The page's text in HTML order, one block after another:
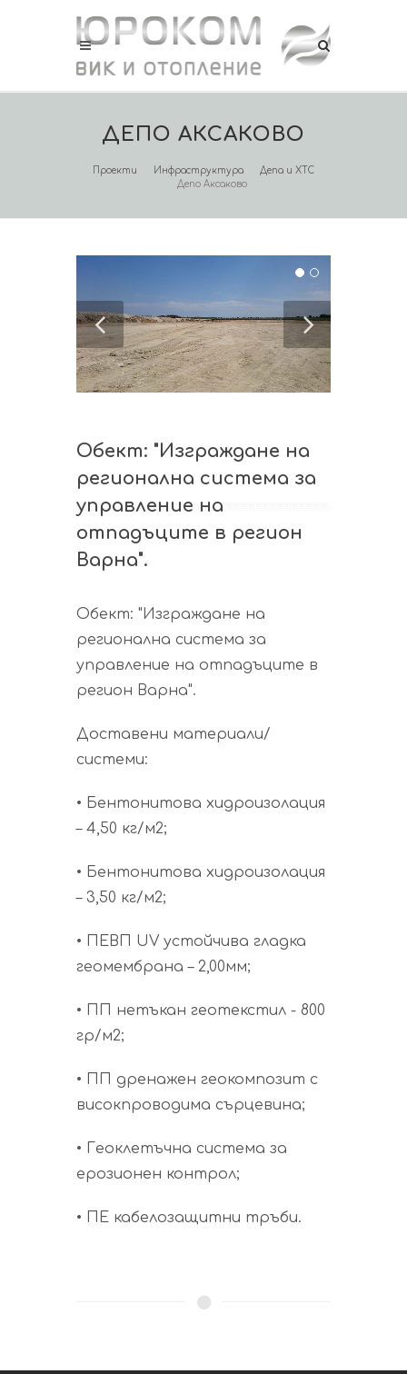
ДЕПО АКСАКОВО
Проекти Инфраструктура
Депа и ХТС
Депо Аксаково
Обект: "Изграждане на
регионална система за
управление на
отпадъците в регион
Варна".
Обект: "Изграждане на
регионална система за
управление на отпадъците в
регион Варна".
Доставени материали/
системи:
• Бентонитова хидроизолация
– 4,50 кг/м2;
• Бентонитова хидроизолация
– 3,50 кг/м2;
• ПЕВП UV устойчива гладка
геомембрана – 2,00мм;
• ПП нетъкан геотекстил - 800
гр/м2;
• ПП дренажен геокомпозит с
високпроводима сърцевина;
• Геоклетъчна система за
ерозионен контрол;
• ПЕ кабелозащитни тръби.